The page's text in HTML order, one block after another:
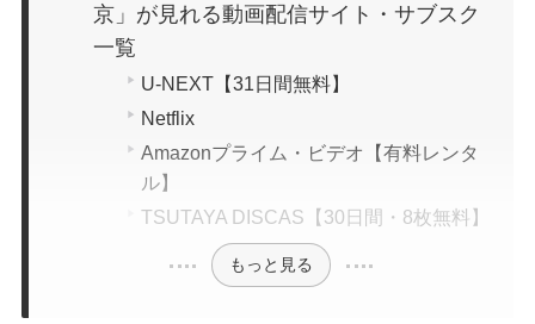
京」が見れる動画配信サイト・サブスク
一覧
U-NEXT【31日間無料】
Netflix
Amazonプライム・ビデオ【有料レンタ
ル】
TSUTAYA DISCAS【30日間・8枚無料】
もっと見る